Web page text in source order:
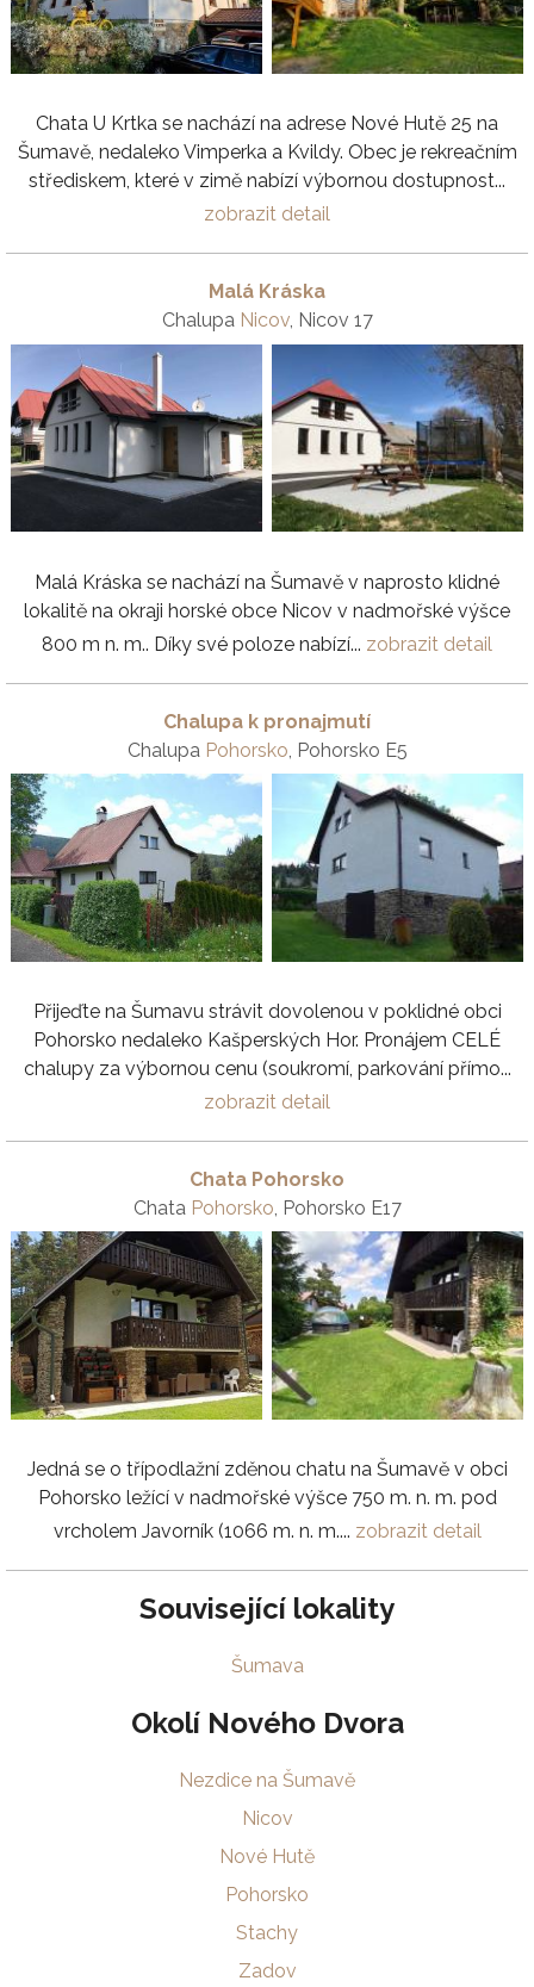
Chata U Krtka se nachází na adrese Nové Hutě 25 na
Šumavě, nedaleko Vimperka a Kvildy. Obec je rekreačním
střediskem, které v zimě nabízí výbornou dostupnost...
zobrazit detail
Malá Kráska
Chalupa Nicov, Nicov 17
Malá Kráska se nachází na Šumavě v naprosto klidné
lokalitě na okraji horské obce Nicov v nadmořské výšce
800 m n. m.. Díky své poloze nabízí... zobrazit detail
Chalupa k pronajmutí
Chalupa Pohorsko , Pohorsko E5
Přijeďte na Šumavu strávit dovolenou v poklidné obci
Pohorsko nedaleko Kašperských Hor. Pronájem CELÉ
chalupy za výbornou cenu (soukromí, parkování přímo...
zobrazit detail
Chata Pohorsko
Chata Pohorsko , Pohorsko E17
Jedná se o třípodlažní zděnou chatu na Šumavě v obci
Pohorsko ležící v nadmořské výšce 750 m. n. m. pod
vrcholem Javorník (1066 m. n. m.... zobrazit detail
Související lokality
Šumava
Okolí Nového Dvora
Nezdice na Šumavě
Nicov
Nové Hutě
Pohorsko
Stachy
Zadov